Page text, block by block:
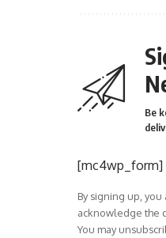
Be
[mc4wp_form]
By signing up,
acknowledge the
You may